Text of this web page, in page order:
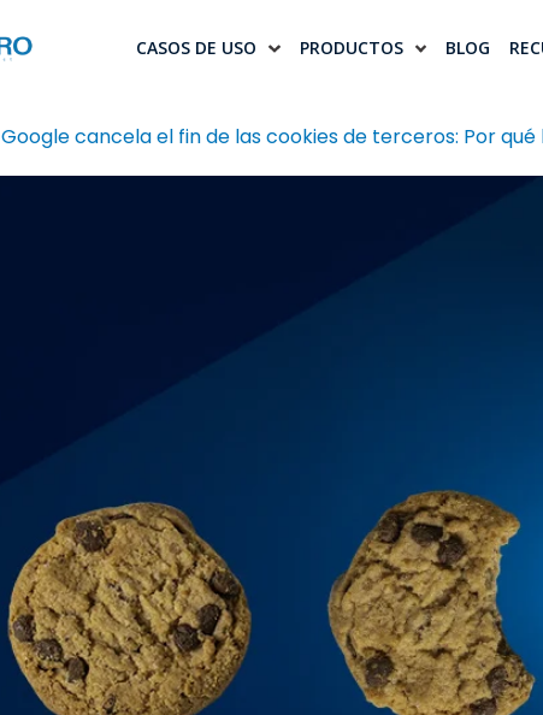
CASOS DE USO PRODUCTOS BLOG
Google cancela el fin de las cookies de terceros: Por